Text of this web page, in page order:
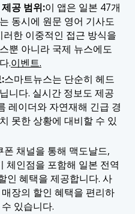
공 범위:이 앱은 일본 47개
동시에 원문 영어 기사도
한 이중적인 접근 방식을
뿐 아니라 국제 뉴스에도
.이벤트.
스마트뉴스는 단순히 헤드
니다. 실시간 정보도 제공
레이더와 자연재해 긴급 경
못한 상황에 대비할 수 있
폰 채널을 통해 맥도날드,
체인점을 포함해 일본 전역
인 혜택을 제공합니다. 사
장의 할인 혜택을 편리하
있습니다.